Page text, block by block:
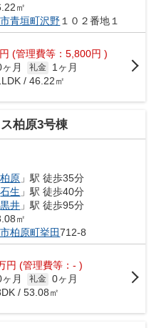
㎡
青垣町沢野 １０２番地１
円 (管理費等：5,800円 )
月 礼金
1ヶ月
/ 46.22㎡
柏原3号棟
柏原 」駅 徒歩35分
石生 」駅 徒歩40分
黒井 」駅 徒歩95分
㎡
柏原町挙田712-8
円 (管理費等：- )
月 礼金 0ヶ月
/ 53.08㎡